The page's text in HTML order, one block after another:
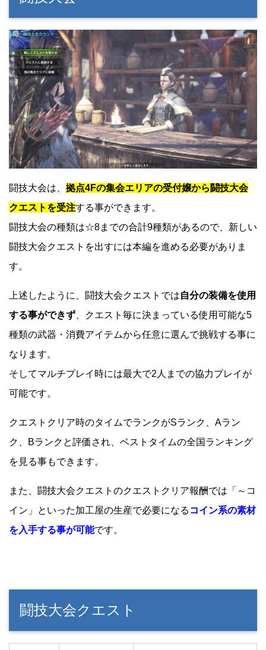
闘技大会は、 拠点4Fの集会エリアの受付嬢から闘技大会
クエストを受注する事ができます。
闘技大会の種類は☆8までの合計9種類があるので、新しい
闘技大会クエストを出すには本編を進める必要がありま
す。
上述したように、闘技大会クエストでは自分の装備を使用
する事ができず 、クエスト毎に決まっている使用可能な5
種類の武器・消費アイテムから任意に選んで挑戦する事に
なります。
そしてマルチプレイ時には最大で2人までの協力プレイが
可能です。
クエストクリア時のタイムでランクがSランク、Aラン
ク、Bランクと評価され、ベストタイムの全国ランキング
を見る事もできます。
また、闘技大会クエストのクエストクリア報酬では「～コ
イン」といった加工屋の生産で必要になる コイン系の素材
を入手する事が可能です。
闘技大会クエスト